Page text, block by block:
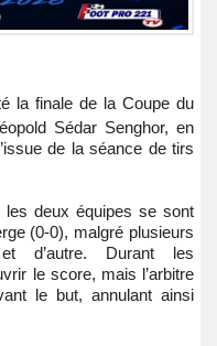
la finale de la Coupe du
Sédar Senghor, en
de la séance de tirs
les deux équipes se sont
(0-0), malgré plusieurs
d’autre. Durant les
le score, mais l’arbitre
le but, annulant ainsi